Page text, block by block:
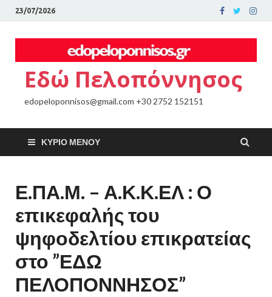
23/07/2026
Εδώ Πελοπόννησος
edopeloponnisos@gmail.com +30 2752 152151
ΚΎΡΙΟ ΜΕΝΟΎ
Ε.ΠΑ.Μ. – Α.Κ.Κ.ΕΛ : Ο
επικεφαλής του
ψηφοδελτίου επικρατείας
στο ”ΕΔΩ
ΠΕΛΟΠΟΝΝΗΣΟΣ”